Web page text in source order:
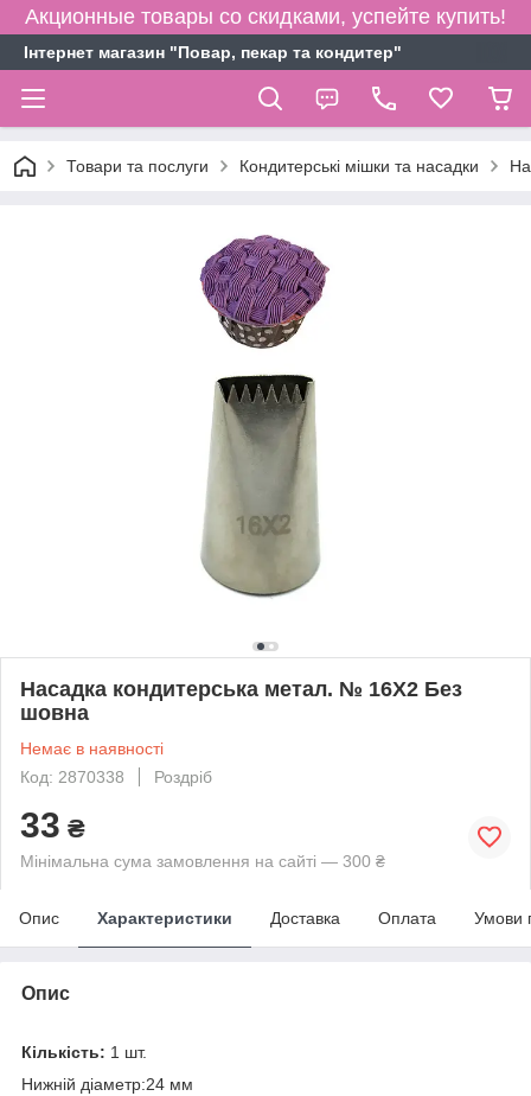
Акционные товары со скидками, успейте купить!
Інтернет магазин "Повар, пекар та кондитер"
Товари та послуги Кондитерські мішки та насадки
Насадка кондитерська метал. № 16Х2 Без
шовна
Немає в наявності
Код: 2870338
Роздріб
33 ₴
Мінімальна сума замовлення на сайті — 300 ₴
Опис Характеристики Доставка Оплата Умови
Опис
Кількість: 1 шт.
Нижній діаметр:24 мм